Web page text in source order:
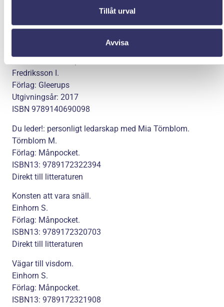
Tillåt urval
Avvisa
kurslitteratur inte är kopplad till Gleerups så behöver du
köpa den på egen hand.
Fredriksson I.
Förlag: Gleerups
Utgivningsår: 2017
ISBN 9789140690098
Du leder!: personligt ledarskap med Mia Törnblom.
Törnblom M.
Förlag: Månpocket.
ISBN13: 9789172322394
Direkt till litteraturen
Konsten att vara snäll.
Einhorn S.
Förlag: Månpocket.
ISBN13: 9789172320703
Direkt till litteraturen
Vägar till visdom.
Einhorn S.
Förlag: Månpocket.
ISBN13: 9789172321908